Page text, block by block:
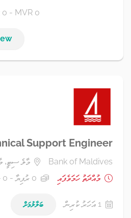
0 - MVR 0
Support Engineer
Bank of Maldives
މާލެ ސިޓީ،
މުއްދަތު ހަމަވެފައި
0 ރުފިޔާ - 0 ރުފިޔާ
1 އަހަރު ކުރިން ބަލާލުމަށް